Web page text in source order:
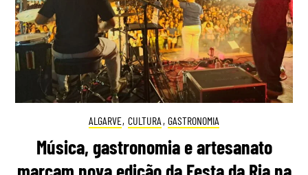
ALGARVE, CULTURA , GASTRONOMIA
Música, gastronomia e artesanato